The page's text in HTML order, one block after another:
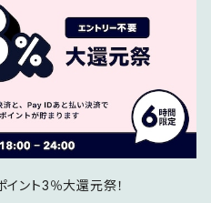
イント3％大還元祭！